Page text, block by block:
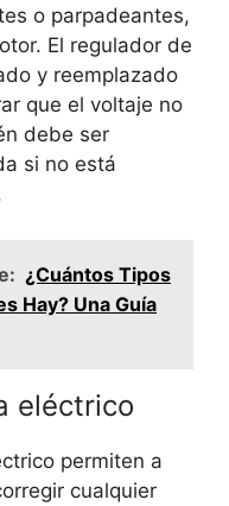
o parpadeantes,
El regulador de
y reemplazado
que el voltaje no
debe ser
si no está
¿Cuántos Tipos
Hay? Una Guía
eléctrico
permiten a
cualquier